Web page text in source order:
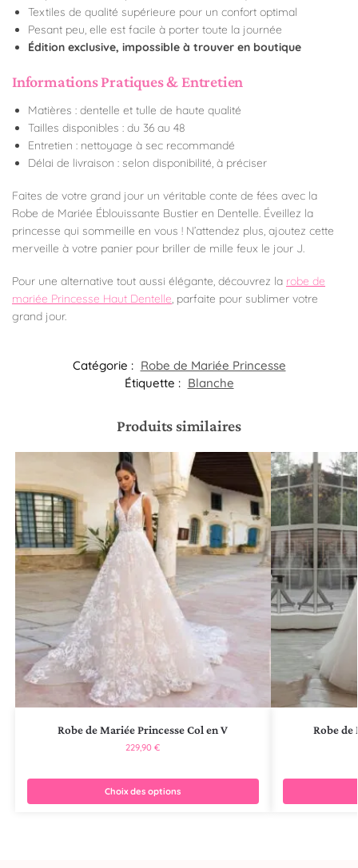
Textiles de qualité supérieure pour un confort optimal
Pesant peu, elle est facile à porter toute la journée
Édition exclusive, impossible à trouver en boutique
Informations Pratiques & Entretien
Matières : dentelle et tulle de haute qualité
Tailles disponibles : du 36 au 48
Entretien : nettoyage à sec recommandé
Délai de livraison : selon disponibilité, à préciser
Faites de votre grand jour un véritable conte de fées avec la
Robe de Mariée Éblouissante Bustier en Dentelle. Éveillez la
princesse qui sommeille en vous ! N’attendez plus, ajoutez cette
merveille à votre panier pour briller de mille feux le jour J.
Pour une alternative tout aussi élégante, découvrez la robe de
mariée Princesse Haut Dentelle , parfaite pour sublimer votre
grand jour.
Catégorie : Robe de Mariée Princesse
Étiquette : Blanche
Produits similaires
Robe de Mariée Princesse Col en V
229,90€
Choix des options
Robe de